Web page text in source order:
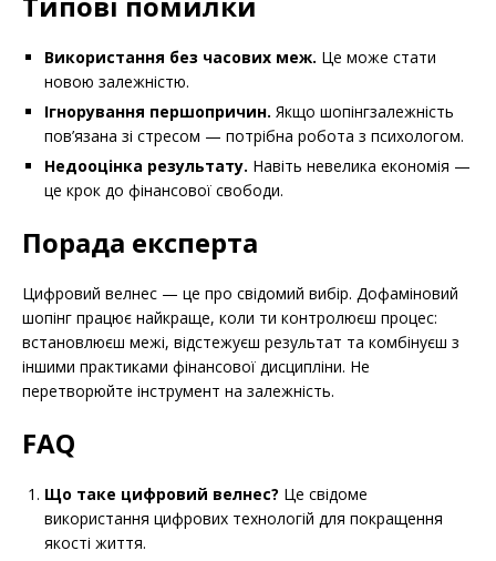
Використання без часових меж. Це може стати
новою залежністю.
Ігнорування першопричин. Якщо шопінгзалежність
пов’язана зі стресом — потрібна робота з психологом.
Недооцінка результату. Навіть невелика економія —
це крок до фінансової свободи.
Порада експерта
Цифровий велнес — це про свідомий вибір. Дофаміновий
шопінг працює найкраще, коли ти контролюєш процес:
встановлюєш межі, відстежуєш результат та комбінуєш з
іншими практиками фінансової дисципліни. Не
перетворюйте інструмент на залежність.
FAQ
Що таке цифровий велнес? Це свідоме
використання цифрових технологій для покращення
якості життя.